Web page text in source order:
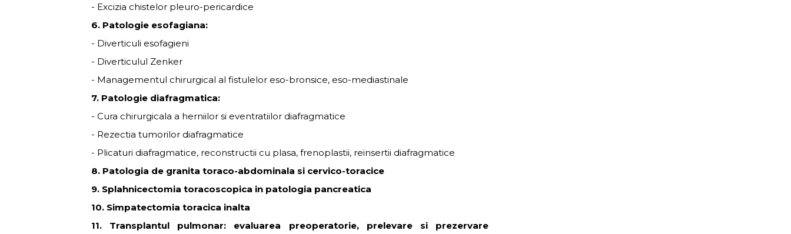
- Excizia chistelor pleuro-pericardice
6. Patologie esofagiana:
- Diverticuli esofagieni
- Diverticulul Zenker
- Managementul chirurgical al fistulelor eso-bronsice, eso-mediastinale
7. Patologie diafragmatica:
- Cura chirurgicala a herniilor si eventratiilor diafragmatice
- Rezectia tumorilor diafragmatice
- Plicaturi diafragmatice, reconstructii cu plasa, frenoplastii, reinsertii diafragmatice
8. Patologia de granita toraco-abdominala si cervico-toracice
9. Splahnicectomia toracoscopica in patologia pancreatica
10. Simpatectomia toracica inalta
11. Transplantul pulmonar: evaluarea preoperatorie, prelevare si prezervare